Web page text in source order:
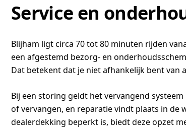
Service en
Blijham ligt circa 70 tot 80 minuten rijden
een afgestemd bezorg- en
Dat betekent dat je niet afhankelijk bent
Bij een storing geldt het vervangend
of vervangen, en reparatie vindt plaats in de
dealerdekking beperkt is, biedt deze opzet